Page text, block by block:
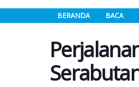
BERANDA BACA